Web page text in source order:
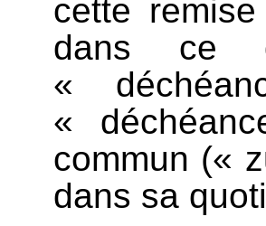
cette
dans ce
«
«
commun («
dans sa